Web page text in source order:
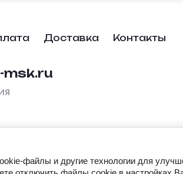
Доставка Контакты
msk.ru
файлы и другие технологии для